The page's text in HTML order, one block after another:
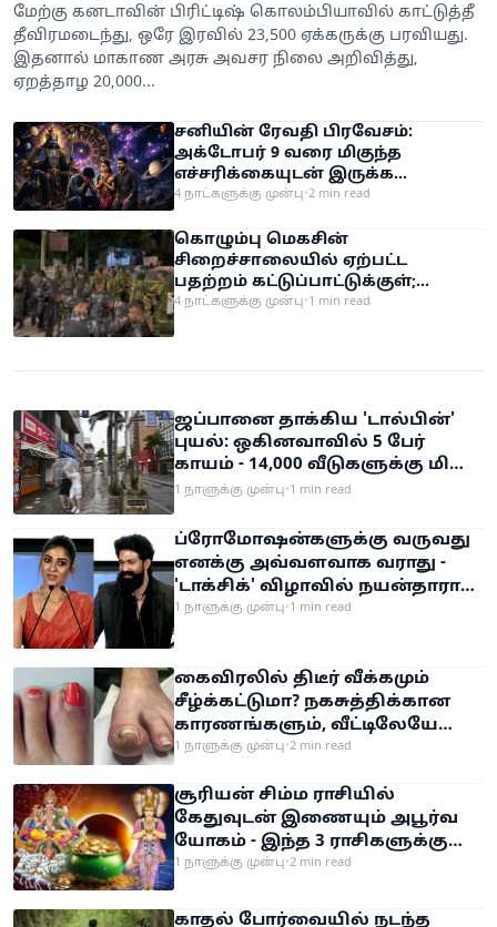
பாலியல் குற்றத்தால் பதக்கத்தை ஏலம் விட்ட கால்பந்து வீரர்.. கோடீஸ்வரன் டூ கடனாளி.. அதிர்ச்சி சம்பவம்!
கனடாவில் தீவிரமடையும் காட்டுத்தீ: 20,000க்கும் மேற்பட்டோர் வெளியேற்றம்
ஜப்பானை தாக்கிய 'டால்பின்'
புயல்: ஒகினவாவில் 5 பேர்
காயம் - 14,000 வீடுகளுக்கு மின்
துண்டிப்பு! சீனா நோக்கி நகரும்
1 நாளுக்கு முன்பு•1 min read
ப்ரோமோஷன்களுக்கு வருவது
எனக்கு அவ்வளவாக வராது -
'டாக்சிக்' விழாவில் நயன்தாரா
பேச்சு!
1 நாளுக்கு முன்பு•1 min read
கைவிரலில் திடீர் வீக்கமும்
சீழ்க்கட்டுமா? நகசுத்திக்கான
காரணங்களும், வீட்டிலேயே
மேற்கொள்ளும் எளிய
1 நாளுக்கு முன்பு•2 min read
சூரியன் சிம்ம ராசியில்
கேதுவுடன் இணையும் அபூர்வ
யோகம் - இந்த 3 ராசிகளுக்கு
அதிர்ஷ்டம், பண வரவு!
1 நாளுக்கு முன்பு•2 min read
காதல் போர்வையில் நடந்த
மேற்கு கனடாவின் பிரிட்டிஷ் கொலம்பியாவில் காட்டுத்தீ
தீவிரமடைந்து, ஒரே இரவில் 23,500 ஏக்கருக்கு பரவியது.
இதனால் மாகாண அரசு அவசர நிலை அறிவித்து,
ஏறத்தாழ 20,000...
சனியின் ரேவதி பிரவேசம்:
அக்டோபர் 9 வரை மிகுந்த
எச்சரிக்கையுடன் இருக்க
வேண்டிய 3 ராசிகள்!
4 நாட்களுக்கு முன்பு•2 min read
கொழும்பு மெகசின்
சிறைச்சாலையில் ஏற்பட்ட
பதற்றம் கட்டுப்பாட்டுக்குள்;
பாதுகாப்புக்காக STF களமிறக்கம்
4 நாட்களுக்கு முன்பு•1 min read